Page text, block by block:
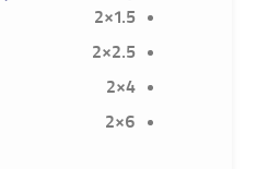
1.5×2
2.5×2
4×2
6×2